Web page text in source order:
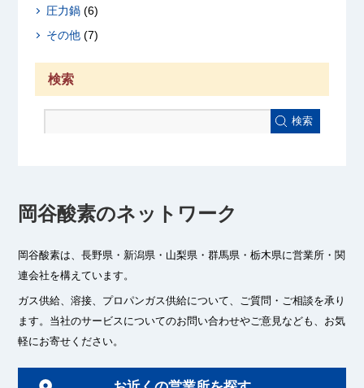
圧力鍋(6)
その他(7)
検索
検索
岡谷酸素のネットワーク
岡谷酸素は、長野県・新潟県・山梨県・群馬県・栃木県に営業所・関
連会社を構えています。
ガス供給、溶接、プロパンガス供給について、ご質問・ご相談を承り
ます。 当社のサービスについてのお問い合わせやご意見なども、お気
軽にお寄せください。